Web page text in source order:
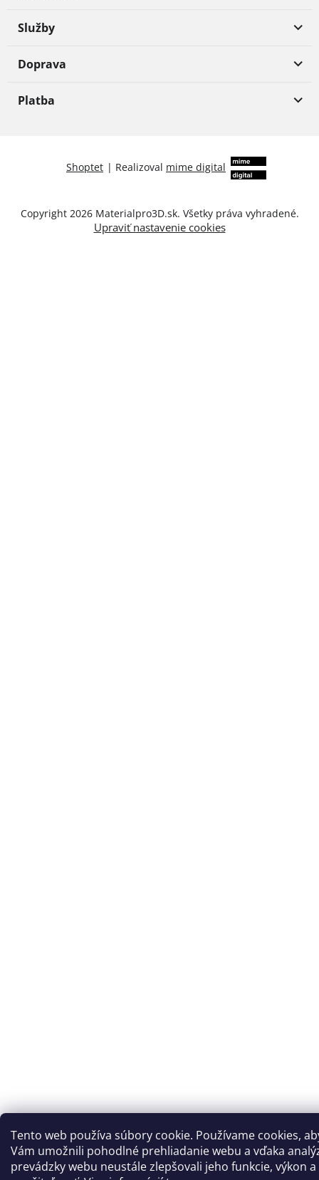
Tento web používa súbory cookie. Používame cookies,
Vám umožnili pohodlné prehliadanie webu a vďaka
prevádzky webu neustále zlepšovali jeho funkcie, výkon a
Služby
Doprava
Platba
Shoptet | Realizoval mime digital
Copyright 2026 Materialpro3D.sk. Všetky práva vyhradené.
Upraviť nastavenie cookies